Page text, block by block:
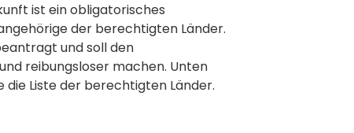
ist ein obligatorisches
der berechtigten Länder.
und soll den
reibungsloser machen. Unten
die Liste der berechtigten Länder.